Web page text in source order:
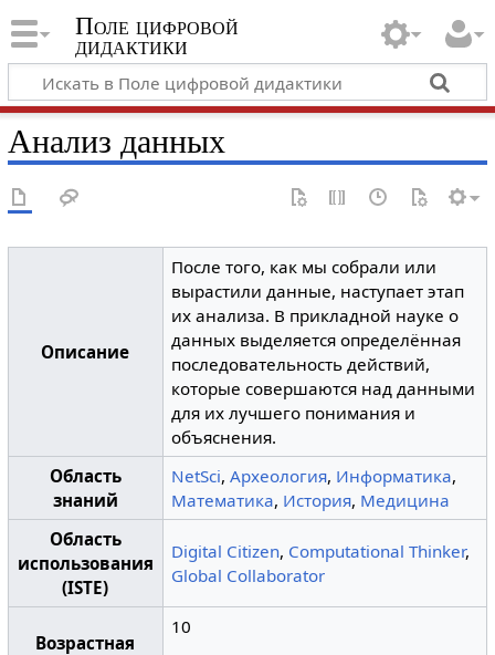
Поле цифровой
дидактики
Анализ данных
Описание
После того, как мы собрали или
вырастили данные, наступает этап
их анализа. В прикладной науке о
данных выделяется определённая
последовательность действий,
которые совершаются над данными
для их лучшего понимания и
объяснения.
Область
знаний
NetSci,Археология, Информатика,
Математика, История, Медицина
Область
использования
(ISTE)
Digital Citizen, Computational Thinker,
Global Collaborator
Возрастная
10